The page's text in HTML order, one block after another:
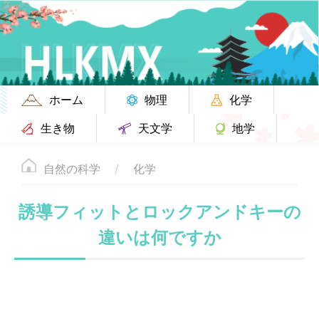
ホーム 物理
化学
生き物
天文学 地学
自然の科学 化学
誘導フィットとロックアンドキーの
違いは何ですか